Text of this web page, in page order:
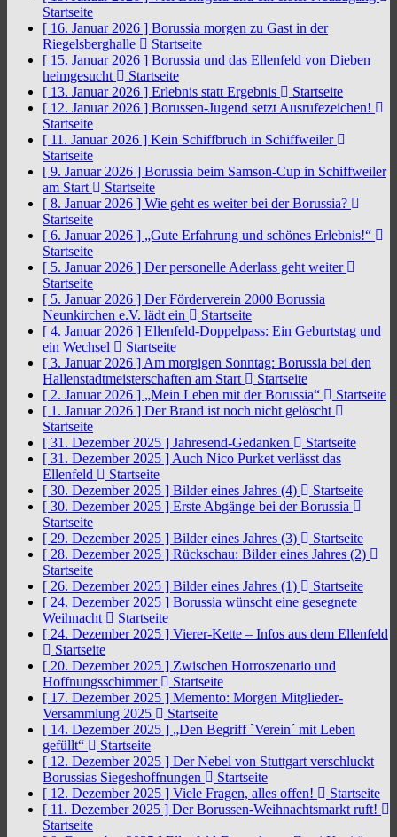
Startseite
[ 16. Januar 2026 ] Borussia morgen zu Gast in der
Riegelsberghalle
Startseite
[ 15. Januar 2026 ] Borussia und das Ellenfeld von Dieben
heimgesucht
Startseite
[ 13. Januar 2026 ] Erlebnis statt Ergebnis
Startseite
[ 12. Januar 2026 ] Borussen-Jugend setzt Ausrufezeichen!
Startseite
[ 11. Januar 2026 ] Kein Schiffbruch in Schiffweiler
Startseite
[ 9. Januar 2026 ] Borussia beim Samson-Cup in Schiffweiler
am Start
Startseite
[ 8. Januar 2026 ] Wie geht es weiter bei der Borussia?
Startseite
[ 6. Januar 2026 ] „Gute Erfahrung und schönes Erlebnis!“
Startseite
[ 5. Januar 2026 ] Der personelle Aderlass geht weiter
Startseite
[ 5. Januar 2026 ] Der Förderverein 2000 Borussia
Neunkirchen e.V. lädt ein
Startseite
[ 4. Januar 2026 ] Ellenfeld-Doppelpass: Ein Geburtstag und
ein Wechsel
Startseite
[ 3. Januar 2026 ] Am morgigen Sonntag: Borussia bei den
Hallenstadtmeisterschaften am Start
Startseite
[ 2. Januar 2026 ] „Mein Leben mit der Borussia“
Startseite
[ 1. Januar 2026 ] Der Brand ist noch nicht gelöscht
Startseite
[ 31. Dezember 2025 ] Jahresend-Gedanken
Startseite
[ 31. Dezember 2025 ] Auch Nico Purket verlässt das
Ellenfeld
Startseite
[ 30. Dezember 2025 ] Bilder eines Jahres (4)
Startseite
[ 30. Dezember 2025 ] Erste Abgänge bei der Borussia
Startseite
[ 29. Dezember 2025 ] Bilder eines Jahres (3)
Startseite
[ 28. Dezember 2025 ] Rückschau: Bilder eines Jahres (2)
Startseite
[ 26. Dezember 2025 ] Bilder eines Jahres (1)
Startseite
[ 24. Dezember 2025 ] Borussia wünscht eine gesegnete
Weihnacht
Startseite
[ 24. Dezember 2025 ] Vierer-Kette – Infos aus dem Ellenfeld
Startseite
[ 20. Dezember 2025 ] Zwischen Horroszenario und
Hoffnungsschimmer
Startseite
[ 17. Dezember 2025 ] Memento: Morgen Mitglieder-
Versammlung 2025
Startseite
[ 14. Dezember 2025 ] „Den Begriff `Verein´ mit Leben
gefüllt“
Startseite
[ 12. Dezember 2025 ] Der Nebel von Stuttgart verschluckt
Borussias Siegeshoffnungen
Startseite
[ 12. Dezember 2025 ] Viele Fragen, alles offen!
Startseite
[ 11. Dezember 2025 ] Der Borussen-Weihnachtsmarkt ruft!
Startseite